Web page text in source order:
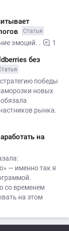
Статья
эмоций. . 1
без
победы
новых
рынка.
на
— именно так я
со временем
на этом